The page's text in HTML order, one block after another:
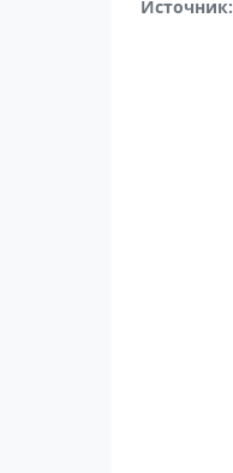
Источник: